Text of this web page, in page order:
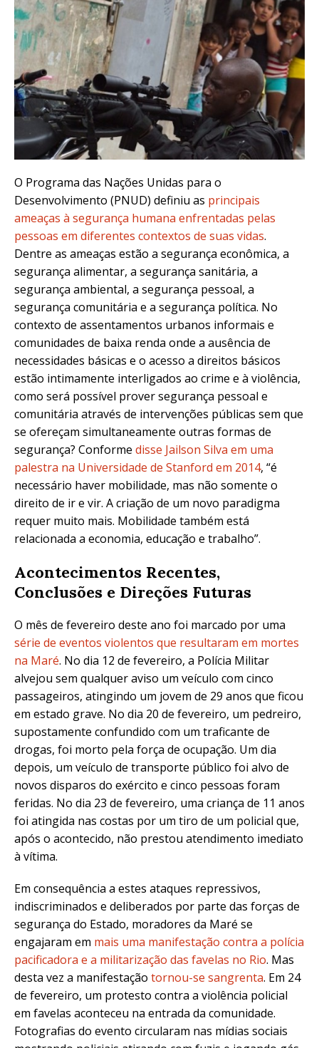
O Programa das Nações Unidas para o
Desenvolvimento (PNUD) definiu as principais
ameaças à segurança humana enfrentadas pelas
pessoas em diferentes contextos de suas vidas.
Dentre as ameaças estão a segurança econômica, a
segurança alimentar, a segurança sanitária, a
segurança ambiental, a segurança pessoal, a
segurança comunitária e a segurança política. No
contexto de assentamentos urbanos informais e
comunidades de baixa renda onde a ausência de
necessidades básicas e o acesso a direitos básicos
estão intimamente interligados ao crime e à violência,
como será possível prover segurança pessoal e
comunitária através de intervenções públicas sem que
se ofereçam simultaneamente outras formas de
segurança? Conforme disse Jailson Silva em uma
palestra na Universidade de Stanford em 2014, “é
necessário haver mobilidade, mas não somente o
direito de ir e vir. A criação de um novo paradigma
requer muito mais. Mobilidade também está
relacionada a economia, educação e trabalho”.
Acontecimentos Recentes,
Conclusões e Direções Futuras
O mês de fevereiro deste ano foi marcado por uma
série de eventos violentos que resultaram em mortes
na Maré. No dia 12 de fevereiro, a Polícia Militar
alvejou sem qualquer aviso um veículo com cinco
passageiros, atingindo um jovem de 29 anos que ficou
em estado grave. No dia 20 de fevereiro, um pedreiro,
supostamente confundido com um traficante de
drogas, foi morto pela força de ocupação. Um dia
depois, um veículo de transporte público foi alvo de
novos disparos do exército e cinco pessoas foram
feridas. No dia 23 de fevereiro, uma criança de 11 anos
foi atingida nas costas por um tiro de um policial que,
após o acontecido, não prestou atendimento imediato
à vítima.
Em consequência a estes ataques repressivos,
indiscriminados e deliberados por parte das forças de
segurança do Estado, moradores da Maré se
engajaram em mais uma manifestação contra a polícia
pacificadora e a militarização das favelas no Rio. Mas
desta vez a manifestação tornou-se sangrenta. Em 24
de fevereiro, um protesto contra a violência policial
em favelas aconteceu na entrada da comunidade.
Fotografias do evento circularam nas mídias sociais